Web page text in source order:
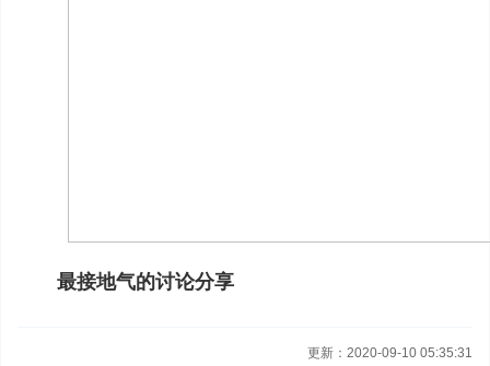
最接地气的讨论分享
更新：2020-09-10 05:35:31